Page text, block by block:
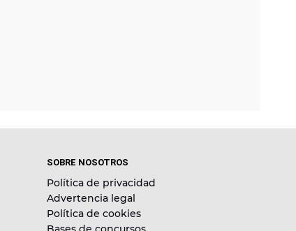
SOBRE NOSOTROS
Política de privacidad
Advertencia legal
Política de cookies